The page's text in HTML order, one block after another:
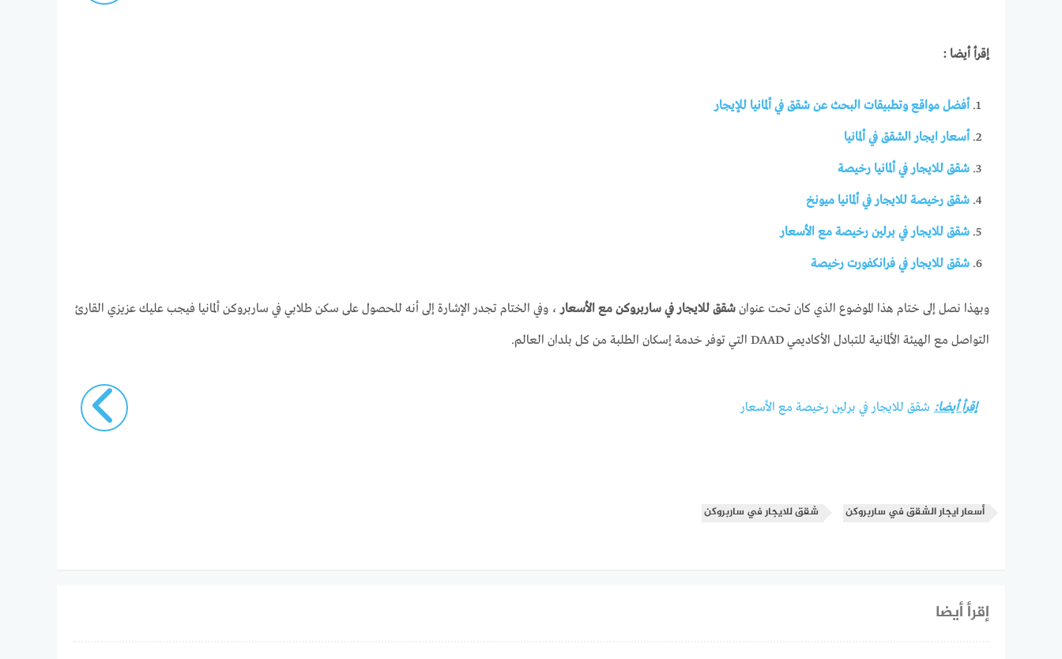
إقرأ أيضا :
أفضل مواقع وتطبيقات البحث عن شقق في ألمانيا للإيجار
أسعار ايجار الشقق في ألمانيا
شقق للايجار في ألمانيا رخيصة
شقق رخيصة للايجار في ألمانيا ميونخ
شقق للايجار في برلين رخيصة مع الأسعار
شقق للايجار في فرانكفورت رخيصة
وبهذا نصل إلى ختام هذا الموضوع الذي كان تحت عنوان شقق للايجار في ساربروكن مع الأسعار، وفي الختام تجدر الإشارة إلى أنه للحصول على سكن طلابي في ساربروكن ألمانيا فيجب عليك عزيزي القارئ
التواصل مع الهيئة الألمانية للتبادل الأكاديمي DAAD التي توفر خدمة إسكان الطلبة من كل بلدان العالم.
إقرأ أيضا: شقق للايجار في برلين رخيصة مع الأسعار
أسعار ايجار الشقق في ساربروكن شقق للايجار في ساربروكن
إقرأ أيضا